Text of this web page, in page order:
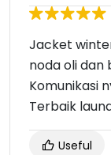
Jacket
noda oli dan
Komunikasi
Terbaik
Useful